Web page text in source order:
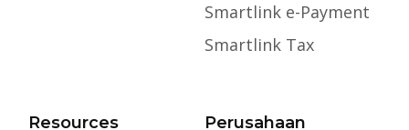
Smartlink e-Payment
Smartlink Tax
Resources Perusahaan